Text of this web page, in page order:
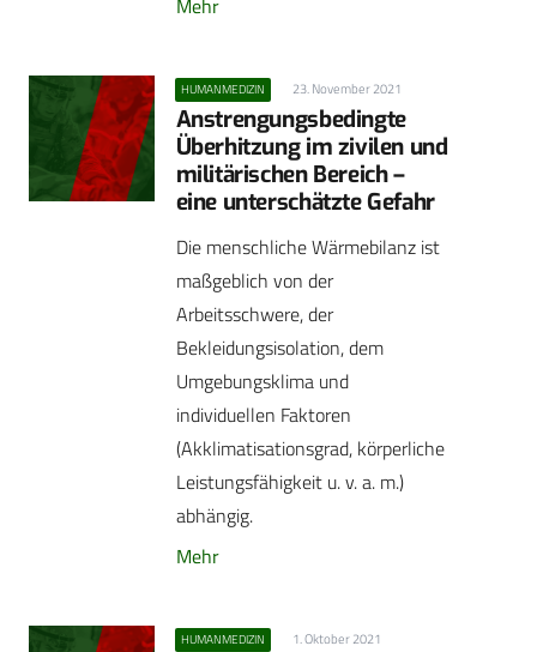
Mehr
HUMANMEDIZIN 23. November 2021
Anstrengungsbedingte
Überhitzung im zivilen und
­militärischen Bereich –
eine unterschätzte Gefahr
Die menschliche Wärmebilanz ist
maßgeblich von der
Arbeitsschwere, der
Bekleidungsisolation, dem
Umgebungsklima und
individuellen Faktoren
(Akklimatisationsgrad, körperliche
Leistungsfähigkeit u. v. a. m.)
abhängig.
Mehr
HUMANMEDIZIN 1. Oktober 2021